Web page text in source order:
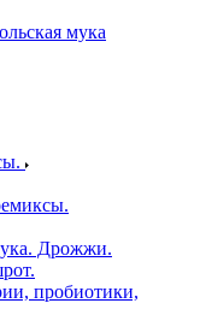
мука
Дрожжи.
пробиотики,